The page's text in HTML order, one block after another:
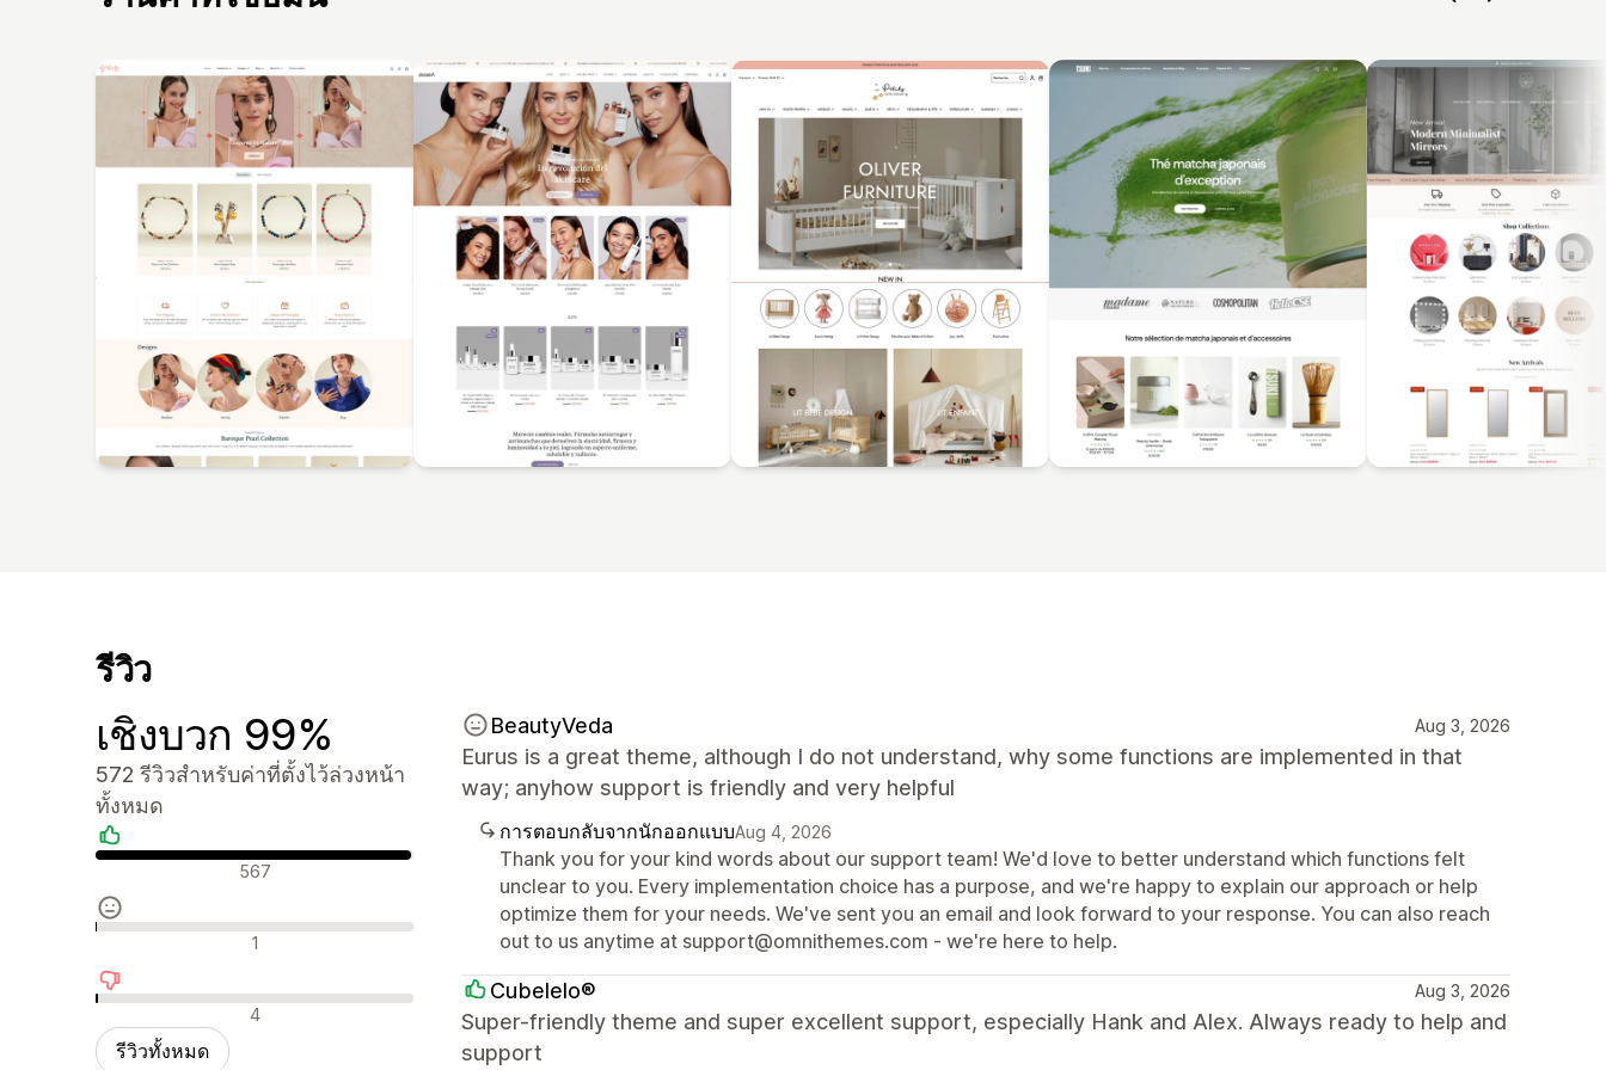
รีวิว
เชิงบวก 99%
572 รีวิวสำหรับค่าที่ตั้งไว้ล่วงหน้า
ทั้งหมด
รีวิวเชิงบวก 567
รีวิวที่เป็นกลาง 1
รีวิวเชิงลบ 4
รีวิวทั้งหมด
BeautyVeda Aug 3, 2026
Eurus is a great theme, although I do not understand, why some functions are implemented in that
way; anyhow support is friendly and very helpful
การตอบกลับจากนักออกแบบAug 4, 2026
Thank you for your kind words about our support team! We'd love to better understand which functions felt
unclear to you. Every implementation choice has a purpose, and we're happy to explain our approach or help
optimize them for your needs. We've sent you an email and look forward to your response. You can also reach
out to us anytime at support@omnithemes.com - we're here to help.
Cubelelo® Aug 3, 2026
Super-friendly theme and super excellent support, especially Hank and Alex. Always ready to help and
support